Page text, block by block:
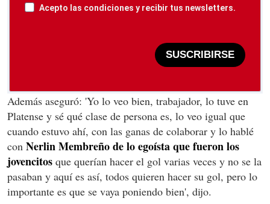
Acepto las condiciones y recibir tus newsletters.
SUSCRIBIRSE
Además aseguró: 'Yo lo veo bien, trabajador, lo tuve en
Platense y sé qué clase de persona es, lo veo igual que
cuando estuvo ahí, con las ganas de colaborar y lo hablé
con Nerlin Membreño de lo egoísta que fueron los
jovencitos que querían hacer el gol varias veces y no se la
pasaban y aquí es así, todos quieren hacer su gol, pero lo
importante es que se vaya poniendo bien', dijo.